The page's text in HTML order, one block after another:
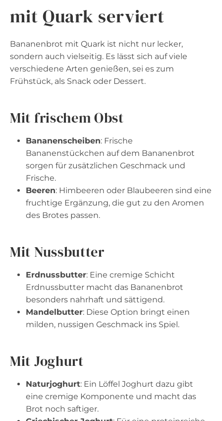
mit Quark serviert
Bananenbrot mit Quark ist nicht nur lecker,
sondern auch vielseitig. Es lässt sich auf viele
verschiedene Arten genießen, sei es zum
Frühstück, als Snack oder Dessert.
Mit frischem Obst
Bananenscheiben: Frische
Bananenstückchen auf dem Bananenbrot
sorgen für zusätzlichen Geschmack und
Frische.
Beeren: Himbeeren oder Blaubeeren sind eine
fruchtige Ergänzung, die gut zu den Aromen
des Brotes passen.
Mit Nussbutter
Erdnussbutter: Eine cremige Schicht
Erdnussbutter macht das Bananenbrot
besonders nahrhaft und sättigend.
Mandelbutter: Diese Option bringt einen
milden, nussigen Geschmack ins Spiel.
Mit Joghurt
Naturjoghurt: Ein Löffel Joghurt dazu gibt
eine cremige Komponente und macht das
Brot noch saftiger.